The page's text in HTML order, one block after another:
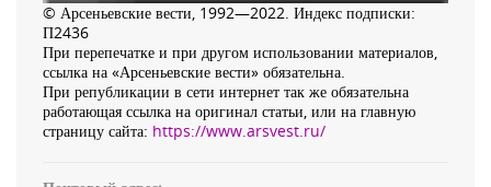
© Арсеньевские вести, 1992—2022. Индекс подписки:
П2436
При перепечатке и при другом использовании материалов,
ссылка на «Арсеньевские вести» обязательна.
При републикации в сети интернет так же обязательна
работающая ссылка на оригинал статьи, или на главную
страницу сайта: https://www.arsvest.ru/